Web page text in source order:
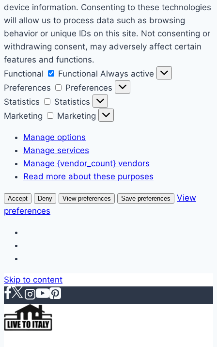
device information. Consenting to these technologies
will allow us to process data such as browsing
behavior or unique IDs on this site. Not consenting or
withdrawing consent, may adversely affect certain
features and functions.
Functional
Functional Always active
Preferences
Preferences
Statistics
Statistics
Marketing
Marketing
Manage options
Manage services
Manage {vendor_count} vendors
Read more about these purposes
Accept Deny View preferences Save preferences
View
preferences
Skip to content